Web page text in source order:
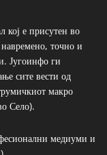
кој е присутен во
точно и
Југоинфо ги
сите вести од
макро
Село).
медиуми и